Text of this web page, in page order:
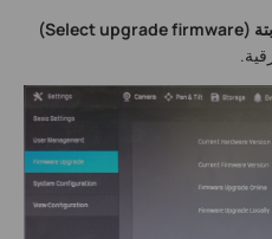
(
Select upgrade firmware
)